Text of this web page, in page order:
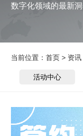
数字化领域的最新洞
当前位置：首页 > 资讯
活动中心